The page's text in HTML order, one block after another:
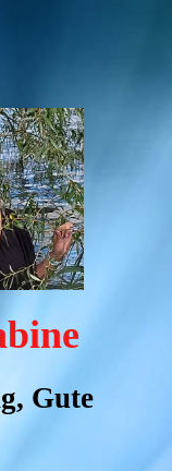
Gute